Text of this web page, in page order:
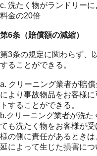
c. 洗たく物がランドリー
料金の20倍
第6条（賠償額の減縮）
第3条の規定に関わらず、
することができる。
a. クリーニング業者が賠
により事故物品をお客様
トすることができる。
b.クリーニング業者が洗
ても洗たく物をお客様が
様の側に責任があるとき
延によって生じた損害につ